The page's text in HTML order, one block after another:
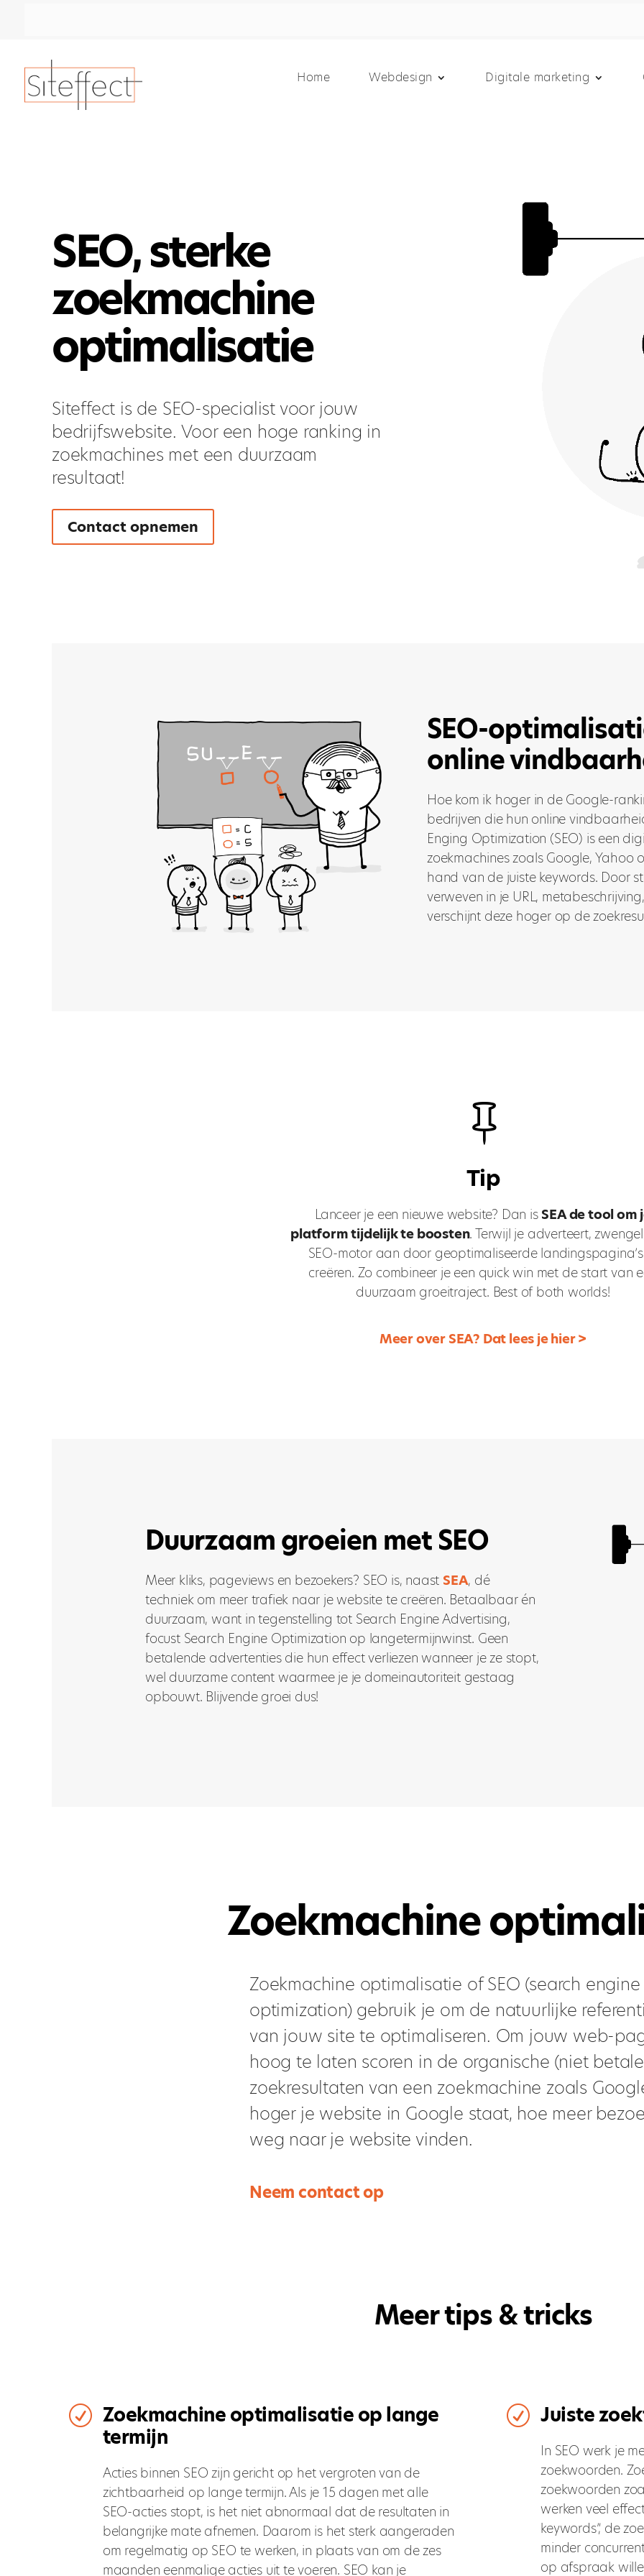
Home Webdesign Digitale marketing
SEO, sterke
zoekmachine
optimalisatie
Siteffect is de SEO-specialist voor jouw
bedrijfswebsite. Voor een hoge ranking in
zoekmachines met een duurzaam
resultaat!
Contact opnemen
SEO-
online
Hoe kom ik hoger in de Google-
bedrijven die hun online
Enging Optimization (SEO) is een
zoekmachines zoals Google, Yahoo
hand van de juiste keywords. Door
verweven in je URL,
verschijnt deze hoger op de

Tip
Lanceer je een nieuwe website? Dan is SEA de tool om
platform tijdelijk te boosten. Terwijl je adverteert,
SEO-motor aan door geoptimaliseerde
creëren. Zo combineer je een quick win met de start van
duurzaam groeitraject. Best of both worlds!
Meer over SEA? Dat lees je hier >
Duurzaam groeien met SEO
Meer kliks, pageviews en bezoekers? SEO is, naast SEA, dé
techniek om meer trafiek naar je website te creëren. Betaalbaar én
duurzaam, want in tegenstelling tot Search Engine Advertising,
focust Search Engine Optimization op langetermijnwinst. Geen
betalende advertenties die hun effect verliezen wanneer je ze stopt,
wel duurzame content waarmee je je domeinautoriteit gestaag
opbouwt. Blijvende groei dus!
Zoekmachine
Zoekmachine optimalisatie of SEO (search engine
optimization) gebruik je om de natuurlijke
van jouw site te optimaliseren. Om jouw web-
hoog te laten scoren in de organische (niet
zoekresultaten van een zoekmachine zoals
hoger je website in Google staat, hoe meer
weg naar je website vinden.
Neem contact op
Meer tips & tricks
R Zoekmachine optimalisatie op lange
termijn
Acties binnen SEO zijn gericht op het vergroten van de
zichtbaarheid op lange termijn. Als je 15 dagen met alle
SEO-acties stopt, is het niet abnormaal dat de resultaten in
belangrijke mate afnemen. Daarom is het sterk aangeraden
om regelmatig op SEO te werken, in plaats van om de zes
maanden eenmalige acties uit te voeren. SEO kan je
R Juiste
In SEO werk je
zoekwoorden.
zoekwoorden
werken veel
keywords”, de
minder
op afspraak